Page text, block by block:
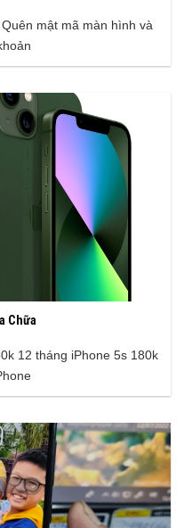
mật mã màn hình và
Chữa
12 tháng iPhone 5s 180k